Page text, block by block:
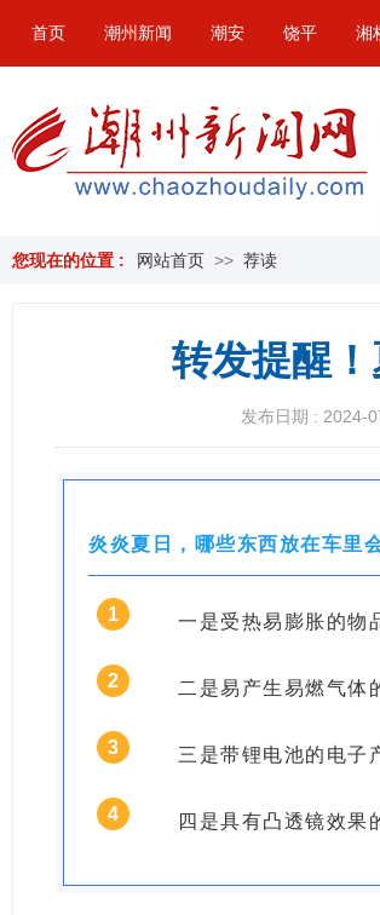
首页 潮州新闻 潮安 饶平 湘
您现在的位置 : 网站首页 >> 荐读
转发提醒
发布日期 : 2024-
炎炎夏日，哪些东西放在车里
1 一是受热易膨胀的物
2 二是易产生易燃气体
3 三是带锂电池的电子
4 四是具有凸透镜效果